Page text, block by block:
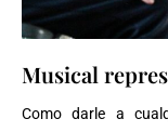
Musical
Como darle a